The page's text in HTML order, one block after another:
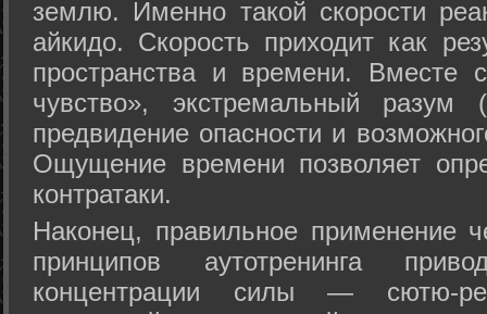
землю. Именно такой скорости
айкидо. Скорость приходит как
пространства и времени. Вместе
чувство», экстремальный разум
предвидение опасности и
Ощущение времени позволяет
контратаки.
Наконец, правильное применение
принципов аутотренинга
концентрации силы — сютю-